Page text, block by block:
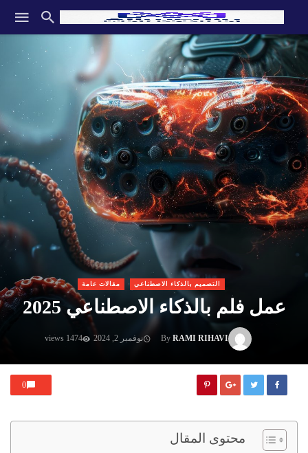
التصميم بالذكاء الاصطناعي مقالات عامة
عمل فلم بالذكاء الاصطناعي 2025
By RAMI RIHAVI نوفمبر 2, 2024 1474 views
0
محتوى المقال